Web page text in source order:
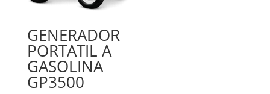
GENERADOR
PORTATIL A
GASOLINA
GP3500